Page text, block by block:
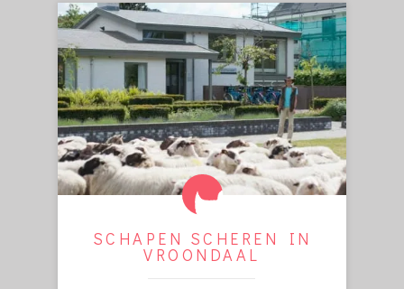
SCHAPEN SCHEREN IN
VROONDAAL